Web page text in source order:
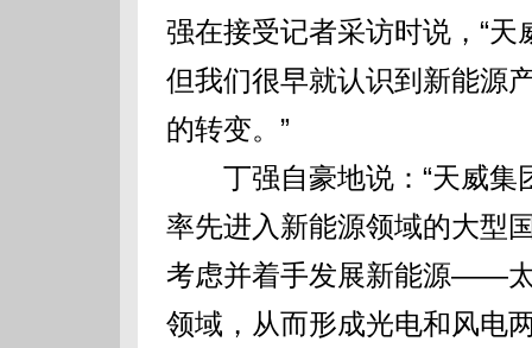
强在接受记者采访时说，“
但我们很早就认识到新能源
的转变。”
丁强自豪地说：“天威集
率先进入新能源领域的大型
考虑并着手发展新能源——
领域，从而形成光电和风电